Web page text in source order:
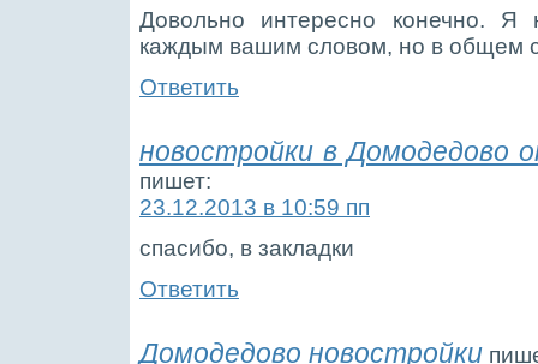
Довольно интересно конечно. Я
каждым вашим словом, но в общем
Ответить
новостройки в Домодедово
пишет:
23.12.2013 в 10:59 пп
спасибо, в закладки
Ответить
Домодедово новостройки